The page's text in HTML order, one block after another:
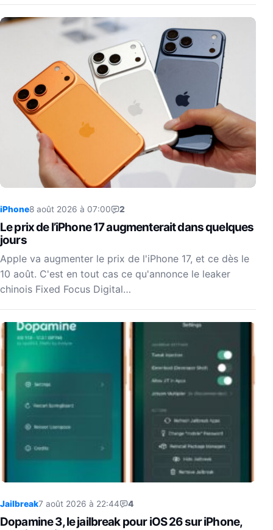
iPhone8 août 2026 à 07:00 2
Le prix de l’iPhone 17 augmenterait dans quelques
jours
Apple va augmenter le prix de l'iPhone 17, et ce dès le
10 août. C'est en tout cas ce qu'annonce le leaker
chinois Fixed Focus Digital…
Jailbreak7 août 2026 à 22:44 4
Dopamine 3, le jailbreak pour iOS 26 sur iPhone,